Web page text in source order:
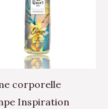
corporelle
Inspiration